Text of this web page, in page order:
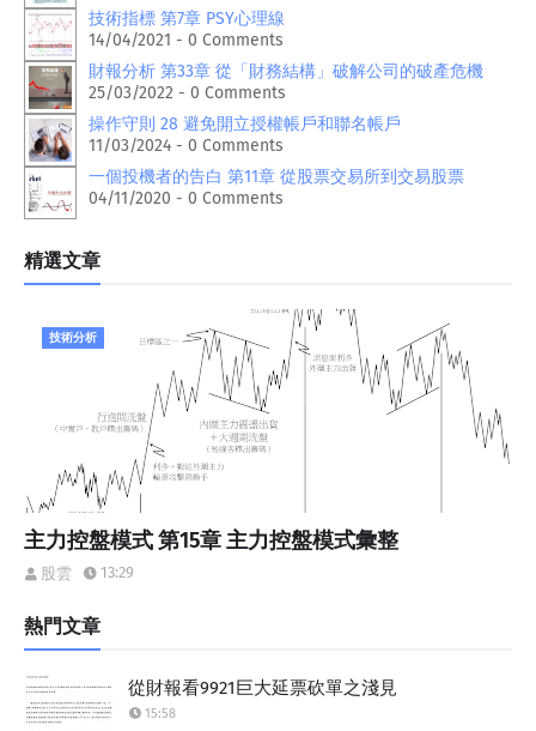
技術指標 第7章 PSY心理線
14/04/2021 - 0 Comments
財報分析 第33章 從「財務結構」破解公司的破產危機
25/03/2022 - 0 Comments
操作守則 28 避免開立授權帳戶和聯名帳戶
11/03/2024 - 0 Comments
一個投機者的告白 第11章 從股票交易所到交易股票
04/11/2020 - 0 Comments
精選文章
技術分析
主力控盤模式 第15章 主力控盤模式彙整
股雲 13:29
熱門文章
從財報看9921巨大延票砍單之淺見
15:58